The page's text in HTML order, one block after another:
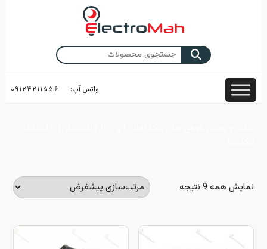
جستجو
برای:
واتس آپ: ۰۹۱۲۴۲۱۱۵۵۶
نمایش همه 9 نتیجه